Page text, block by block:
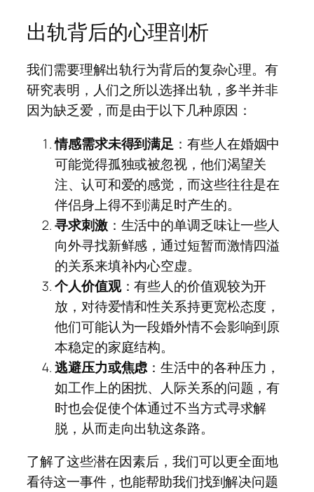
出轨背后的心理剖析
我们需要理解出轨行为背后的复杂心理。有
研究表明，人们之所以选择出轨，多半并非
因为缺乏爱，而是由于以下几种原因：
情感需求未得到满足 ：有些人在婚姻中
可能觉得孤独或被忽视，他们渴望关
注、认可和爱的感觉，而这些往往是在
伴侣身上得不到满足时产生的。
寻求刺激：生活中的单调乏味让一些人
向外寻找新鲜感，通过短暂而激情四溢
的关系来填补内心空虚。
个人价值观：有些人的价值观较为开
放，对待爱情和性关系持更宽松态度，
他们可能认为一段婚外情不会影响到原
本稳定的家庭结构。
逃避压力或焦虑：生活中的各种压力，
如工作上的困扰、人际关系的问题，有
时也会促使个体通过不当方式寻求解
脱，从而走向出轨这条路。
了解了这些潜在因素后，我们可以更全面地
看待这一事件，也能帮助我们找到解决问题